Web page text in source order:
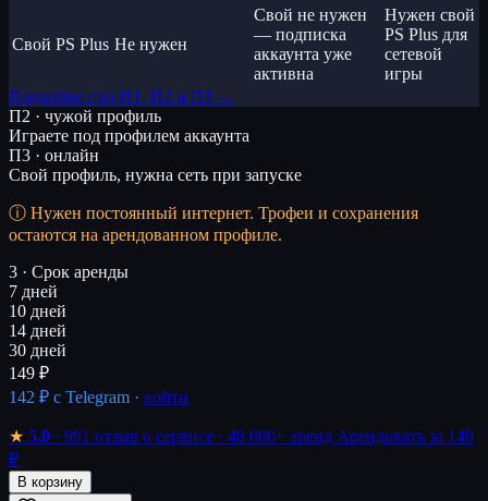
Свой PS Plus Не нужен
Свой не нужен
— подписка
аккаунта уже
активна
Нужен свой
PS Plus для
сетевой
игры
Подробно про П1, П2 и П3 →
П2 · чужой профиль
Играете под профилем аккаунта
П3 · онлайн
Свой профиль, нужна сеть при запуске
Нужен постоянный интернет. Трофеи и сохранения
остаются на арендованном профиле.
3 · Срок аренды
7 дней
10 дней
14 дней
30 дней
149 ₽
142 ₽ с Telegram · войти
★ 5.0 · 991 отзыв о сервисе · 48 000+ аренд Арендовать за 149
₽
В корзину